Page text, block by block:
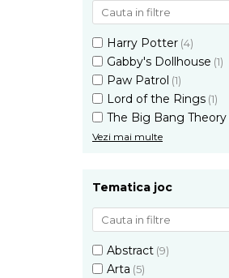
Harry Potter (4)
Gabby's Dollhouse (1)
Paw Patrol (1)
Lord of the Rings (1)
The Big Bang Theory
Vezi mai multe
Tematica joc
Abstract (9)
Arta (5)